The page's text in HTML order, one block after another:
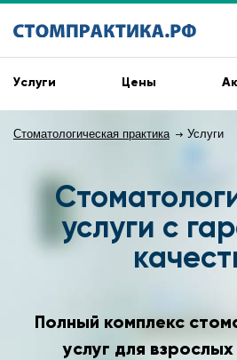
Услуги Цены
Стоматологическая практика Услуги
услуги с
Полный комплекс
услуг для